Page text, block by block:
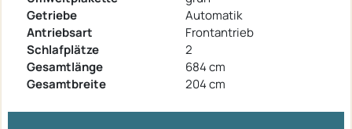
Getriebe
Automatik
Antriebsart
Frontantrieb
Schlafplätze
2
Gesamtlänge
684 cm
Gesamtbreite
204 cm